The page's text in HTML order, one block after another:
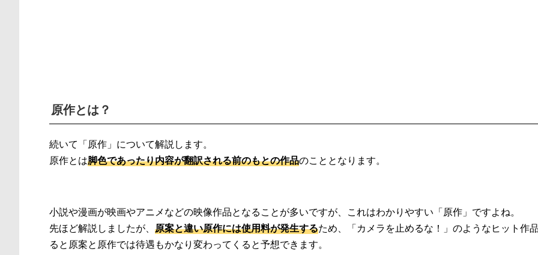
原作とは？
続いて「原作」について解説します。
原作とは脚色であったり内容が翻訳される前のもとの作品のこととなります。
小説や漫画が映画やアニメなどの映像作品となることが多いですが、これはわかりやすい「原作」ですよね。
先ほど解説しましたが、 原案と違い原作には使用料が発生するため、「カメラを止めるな！」のようなヒット作
ると原案と原作では待遇もかなり変わってくると予想できます。